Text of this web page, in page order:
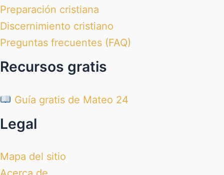
Preparación cristiana
Discernimiento cristiano
Preguntas frecuentes (FAQ)
Recursos gratis
Guía gratis de Mateo 24
Legal
Mapa del sitio